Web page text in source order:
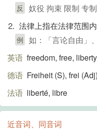
反
奴役 拘束 限制 专
⒉ 法律上指在法律范围内
例 如：「言论自由」
英语 freedom, free,
德语 Freiheit (S)​, frei (Adj)​
法语 liberté, libre
近音词、同音词